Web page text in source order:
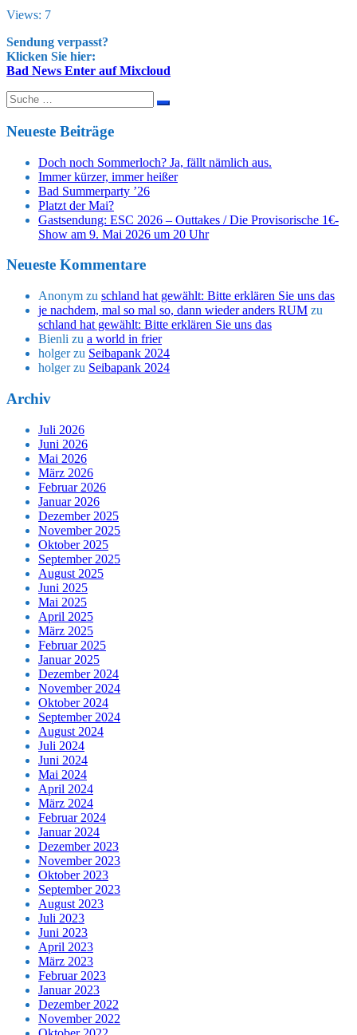
Views: 7
Sendung verpasst?
Klicken Sie hier:
Bad News Enter auf Mixcloud
Suche
nach:
Neueste Beiträge
Doch noch Sommerloch? Ja, fällt nämlich aus.
Immer kürzer, immer heißer
Bad Summerparty ’26
Platzt der Mai?
Gastsendung: ESC 2026 – Outtakes / Die Provisorische 1€-
Show am 9. Mai 2026 um 20 Uhr
Neueste Kommentare
Anonym zu schland hat gewählt: Bitte erklären Sie uns das
je nachdem, mal so mal so, dann wieder anders RUM zu
schland hat gewählt: Bitte erklären Sie uns das
Bienli zu a world in frier
holgerzu Seibapank 2024
holgerzu Seibapank 2024
Archiv
Juli 2026
Juni 2026
Mai 2026
März 2026
Februar 2026
Januar 2026
Dezember 2025
November 2025
Oktober 2025
September 2025
August 2025
Juni 2025
Mai 2025
April 2025
März 2025
Februar 2025
Januar 2025
Dezember 2024
November 2024
Oktober 2024
September 2024
August 2024
Juli 2024
Juni 2024
Mai 2024
April 2024
März 2024
Februar 2024
Januar 2024
Dezember 2023
November 2023
Oktober 2023
September 2023
August 2023
Juli 2023
Juni 2023
April 2023
März 2023
Februar 2023
Januar 2023
Dezember 2022
November 2022